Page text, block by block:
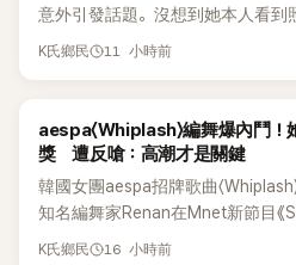
意外引發話題。沒想到她本人看到
而親自把照片放上IG限時動態開玩
K氏鄉民 11 小時前
K-POP
aespa〈Whiplash〉編舞爆內鬥！
獎 遭反嗆：高潮才是關鍵
韓國女團aespa招牌歌曲〈Whiplash
知名編舞家Renan在Mnet新節目《
Directors' War》預告中，公開談及
K氏鄉民 16 小時前